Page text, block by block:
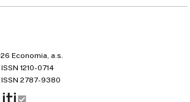
Economia, a.s.
ISSN 1210-0714
ISSN 2787-9380